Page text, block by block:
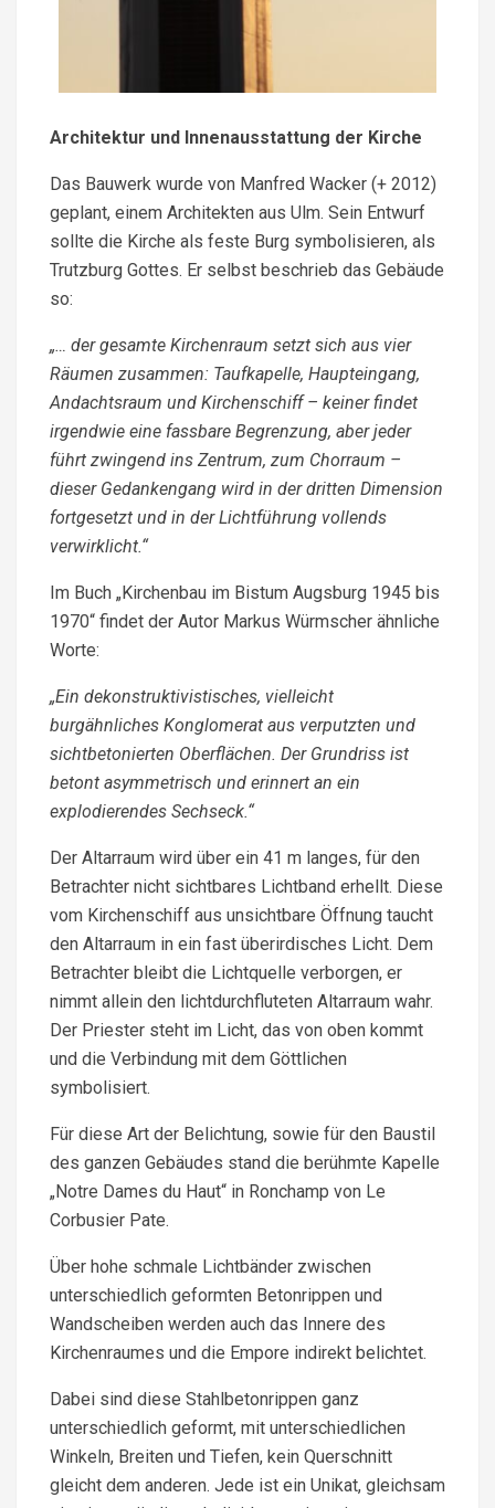
Architektur und Innenausstattung der Kirche
Das Bauwerk wurde von Manfred Wacker (+ 2012)
geplant, einem Architekten aus Ulm. Sein Entwurf
sollte die Kirche als feste Burg symbolisieren, als
Trutzburg Gottes. Er selbst beschrieb das Gebäude
so:
„… der gesamte Kirchenraum setzt sich aus vier
Räumen zusammen: Taufkapelle, Haupteingang,
An­dachtsraum und Kirchenschiff – keiner findet
irgendwie eine fassbare Begrenzung, aber jeder
führt zwin­gend ins Zentrum, zum Chorraum –
dieser Gedankengang wird in der dritten Dimension
fortgesetzt und in der Lichtführung vollends
verwirklicht.“
Im Buch „Kirchenbau im Bistum Augsburg 1945 bis
1970“ findet der Autor Markus Würmscher ähnliche
Worte:
„Ein dekonstruktivistisches, vielleicht
burgähnliches Konglomerat aus verputzten und
sicht­betonierten Oberflächen. Der Grundriss ist
betont asymmetrisch und erinnert an ein
explodierendes Sechseck.“
Der Altarraum wird über ein 41 m langes, für den
Betrachter nicht sichtbares Lichtband erhellt. Diese
vom Kirchenschiff aus unsichtbare Öffnung taucht
den Altarraum in ein fast überirdisches Licht. Dem
Betrachter bleibt die Lichtquelle verborgen, er
nimmt allein den lichtdurchfluteten Altarraum wahr.
Der Priester steht im Licht, das von oben kommt
und die Verbindung mit dem Göttlichen
symbolisiert.
Für diese Art der Belichtung, sowie für den Baustil
des ganzen Gebäudes stand die berühmte Kapelle
„Notre Dames du Haut“ in Ronchamp von Le
Corbusier Pate.
Über hohe schmale Lichtbänder zwischen
unterschiedlich geformten Betonrippen und
Wandscheiben werden auch das Innere des
Kirchenraumes und die Empore indirekt belichtet.
Dabei sind diese Stahlbetonrippen ganz
unterschiedlich geformt, mit unterschiedlichen
Winkeln, Breiten und Tiefen, kein Querschnitt
gleicht dem anderen. Jede ist ein Unikat, gleichsam